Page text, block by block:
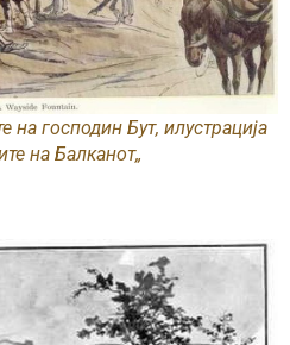
господин Бут, илустрација
на Балканот„